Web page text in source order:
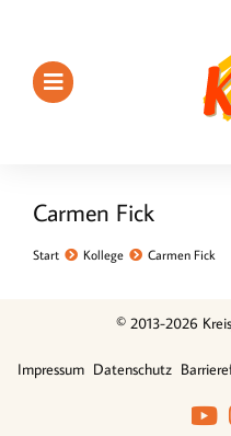
Carmen Fick
Sie befinden sich hier:
Start Kollege Carmen Fick
© 2013-2026
Impressum Datenschutz